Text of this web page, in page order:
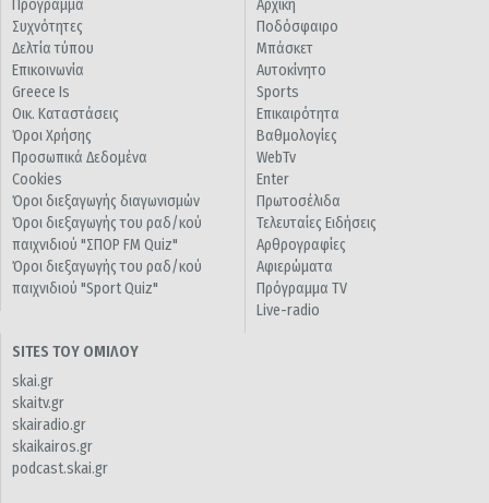
Πρόγραμμα
Συχνότητες
Δελτία τύπου
Επικοινωνία
Greece Is
Οικ. Καταστάσεις
Όροι Χρήσης
Προσωπικά Δεδομένα
Cookies
Όροι διεξαγωγής διαγωνισμών
Όροι διεξαγωγής του ραδ/κού
παιχνιδιού "ΣΠΟΡ FM Quiz"
Όροι διεξαγωγής του ραδ/κού
παιχνιδιού "Sport Quiz"
Αρχική
Ποδόσφαιρο
Μπάσκετ
Αυτοκίνητο
Sports
Επικαιρότητα
Βαθμολογίες
WebTv
Enter
Πρωτοσέλιδα
Τελευταίες Ειδήσεις
Αρθρογραφίες
Αφιερώματα
Πρόγραμμα TV
Live-radio
SITES ΤΟΥ ΟΜΙΛΟΥ
skai.gr
skaitv.gr
skairadio.gr
skaikairos.gr
podcast.skai.gr